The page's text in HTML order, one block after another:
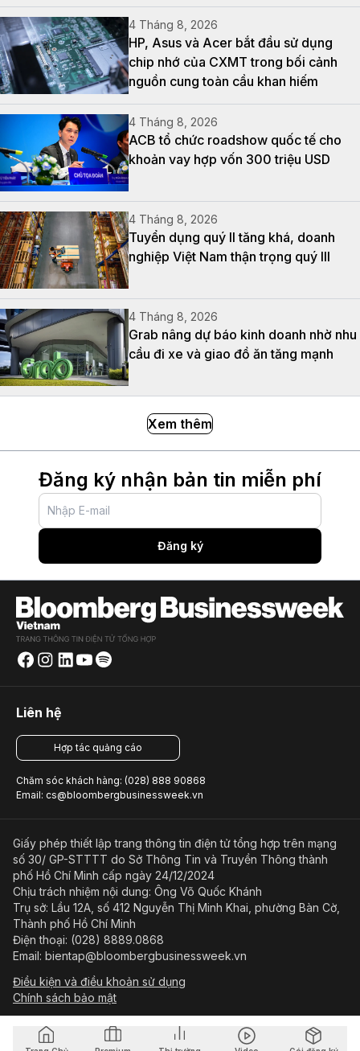
4 Tháng 8, 2026
HP, Asus và Acer bắt đầu sử dụng
chip nhớ của CXMT trong bối cảnh
nguồn cung toàn cầu khan hiếm
4 Tháng 8, 2026
ACB tổ chức roadshow quốc tế cho
khoản vay hợp vốn 300 triệu USD
4 Tháng 8, 2026
Tuyển dụng quý II tăng khá, doanh
nghiệp Việt Nam thận trọng quý III
4 Tháng 8, 2026
Grab nâng dự báo kinh doanh nhờ nhu
cầu đi xe và giao đồ ăn tăng mạnh
Xem thêm
Đăng ký nhận bản tin miễn phí
Đăng ký
Liên hệ
Hợp tác quảng cáo
Chăm sóc khách hàng: (028) 888 90868
Email: cs@bloombergbusinessweek.vn
Giấy phép thiết lập trang thông tin điện tử tổng hợp trên mạng
số 30/ GP-STTTT do Sở Thông Tin và Truyền Thông thành
phố Hồ Chí Minh cấp ngày 24/12/2024
Chịu trách nhiệm nội dung: Ông Võ Quốc Khánh
Trụ sở: Lầu 12A, số 412 Nguyễn Thị Minh Khai, phường Bàn Cờ,
Thành phố Hồ Chí Minh
Điện thoại: (028) 8889.0868
Email: bientap@bloombergbusinessweek.vn
Điều kiện và điều khoản sử dụng
Chính sách bảo mật
© Copyright 2023-2026 Công ty Cổ phần Beacon Asia Media